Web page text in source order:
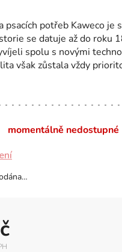
momentálně nedostupné
psacích potřeb Kaweco je
se datuje až do roku
spolu s novými
však zůstala vždy